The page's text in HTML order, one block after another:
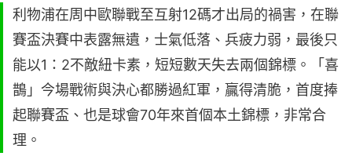
利物浦在周中歐聯戰至互射12碼才出局的禍害，在聯
賽盃決賽中表露無遺，士氣低落、兵疲力弱，最後只
能以1：2不敵紐卡素，短短數天失去兩個錦標。「喜
鵲」今場戰術與決心都勝過紅軍，贏得清脆，首度捧
起聯賽盃、也是球會70年來首個本土錦標，非常合
理。